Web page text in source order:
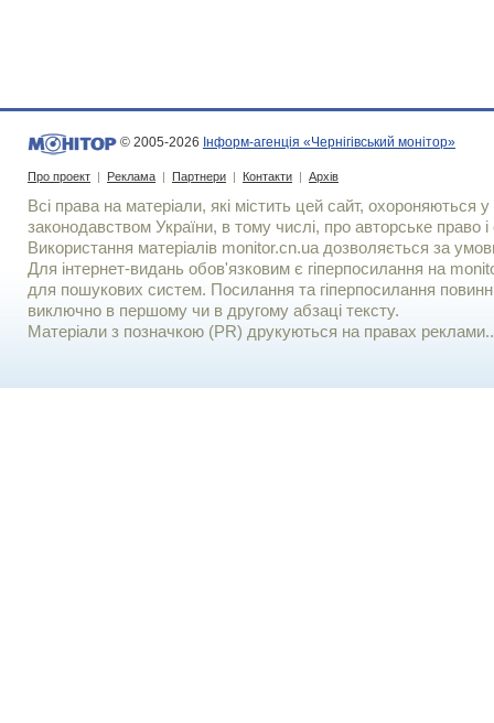
© 2005-2026 Інформ-агенція «Чернігівський монітор»
Про проект | Реклама | Партнери | Контакти | Архів
Всі права на матеріали, які містить цей сайт, охороняються у
законодавством України, в тому числі, про авторське право і
Використання матерiалiв monitor.cn.ua дозволяється за
Для iнтернет-видань обов'язковим є гiперпосилання на
для пошукових систем. Посилання та гіперпосилання
виключно в першому чи в другому абзаці тексту.
Матеріали з позначкою (PR) друкуються на правах реклами..